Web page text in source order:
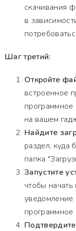
скачивания
в
Шаг третий:
Откройте
встроенное
программное
на вашем
Найдите
раздел, куда
папка
Запустите
чтобы
уведомление
программное